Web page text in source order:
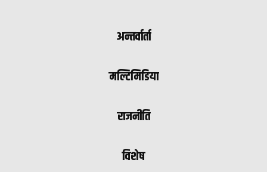
अन्तर्वार्ता
मल्टिमिडिया
राजनीति
विशेष